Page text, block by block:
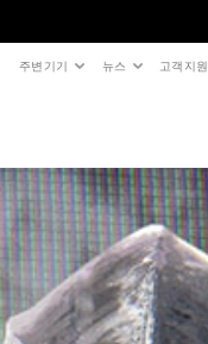
주변기기 뉴스 고객지원